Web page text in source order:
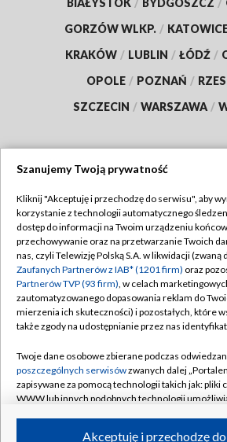
GORZÓW WLKP. /
KRAKÓW / LUBLIN / ŁÓDŹ /
OPOLE / POZNAŃ /
SZCZECIN / WARSZAWA /
TVP
Abonament TVP
Emisja w TVP
Centrum informacji TVP
Naziemna Telewizja Cyfrowa
Rada Programowa
System NOS
Informacje o nadawcy
Regulamin TVP
Polityka
Moje zgody
Pomoc
Kontakt
Kanały
Szanujemy Twoją prywatność
Kliknij "Akceptuję i przechodzę do serwisu", aby
korzystanie z technologii automatycznego
dostęp do informacji na Twoim urządzeniu
przechowywanie oraz na przetwarzanie Twoich
nas, czyli Telewizję Polską S.A. w likwidacji (zwaną
Zaufanych Partnerów z IAB* (1201 firm) oraz
Partnerów TVP (93 firm), w celach
zautomatyzowanego dopasowania reklam do
mierzenia ich skuteczności) i pozostałych, które
także zgody na udostępnianie przez nas
Twoje dane osobowe zbierane podczas
poszczególnych serwisówzwanych dalej
zapisywane za pomocą technologii takich jak: pliki
WWW lub innych podobnych technologii
Akceptuję i przechodzę